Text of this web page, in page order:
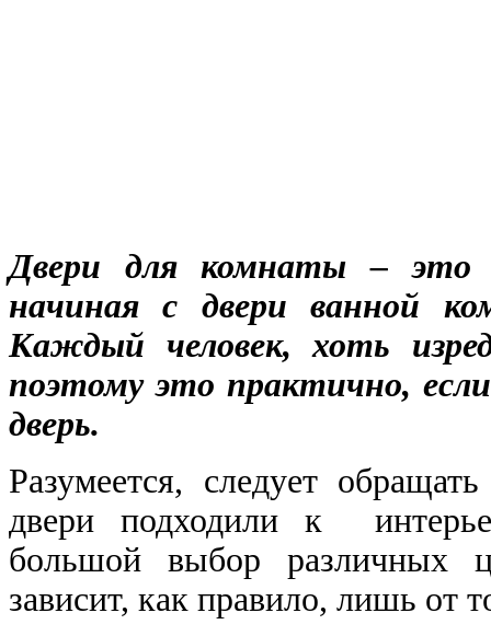
Двери для комнаты – это
начиная с двери ванной
Каждый человек, хоть
поэтому это практично,
дверь.
Разумеется, следует
двери подходили к
большой выбор различных
зависит, как правило, лишь